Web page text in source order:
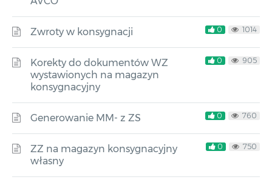
Zwroty w konsygnacji 0 1014
Korekty do dokumentów WZ
wystawionych na magazyn
konsygnacyjny
0 905
Generowanie MM- z ZS 0 760
ZZ na magazyn konsygnacyjny
własny
0 750